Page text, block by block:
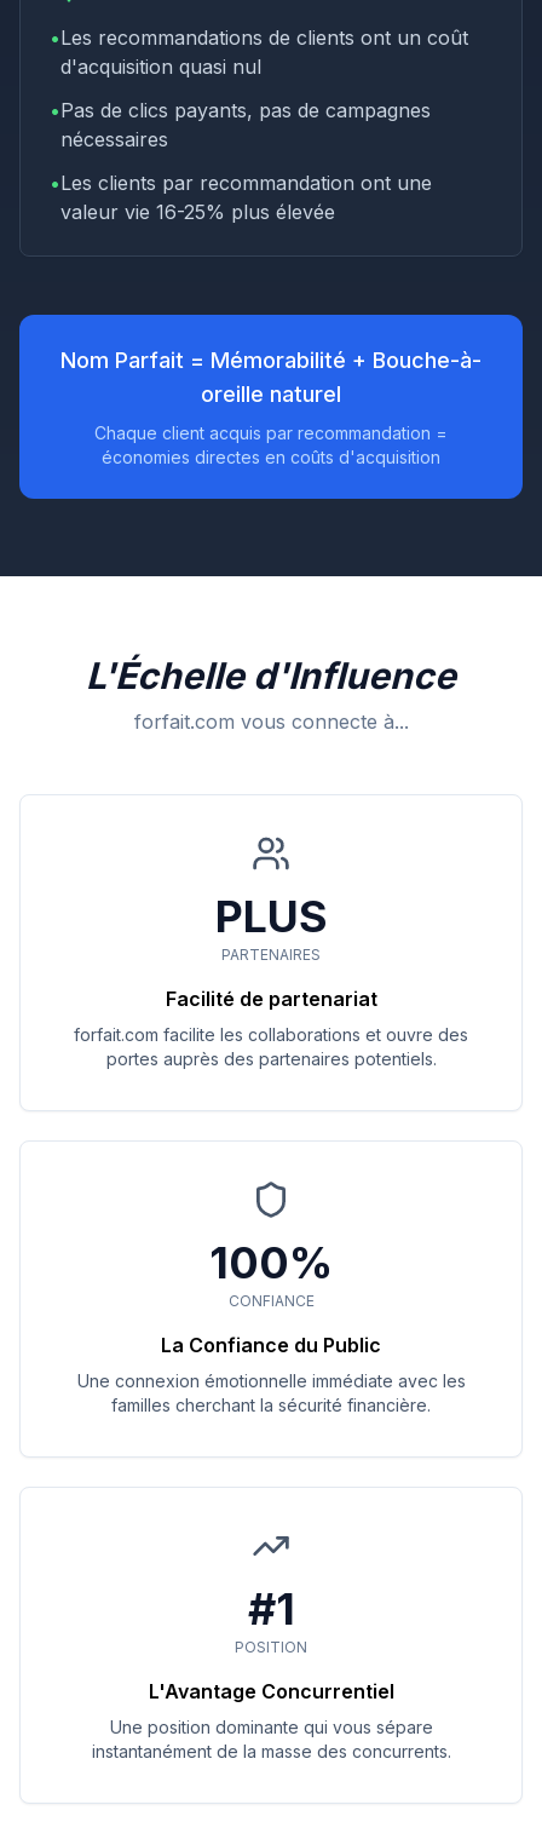
•Les recommandations de clients ont un coût
d'acquisition quasi nul
•Pas de clics payants, pas de campagnes
nécessaires
•Les clients par recommandation ont une
valeur vie 16-25% plus élevée
Nom Parfait = Mémorabilité + Bouche-à-
oreille naturel
Chaque client acquis par recommandation =
économies directes en coûts d'acquisition
L'Échelle d'Influence
forfait.com vous connecte à...
PLUS
PARTENAIRES
Facilité de partenariat
forfait.com facilite les collaborations et ouvre des
portes auprès des partenaires potentiels.
100%
CONFIANCE
La Confiance du Public
Une connexion émotionnelle immédiate avec les
familles cherchant la sécurité financière.
#1
POSITION
L'Avantage Concurrentiel
Une position dominante qui vous sépare
instantanément de la masse des concurrents.